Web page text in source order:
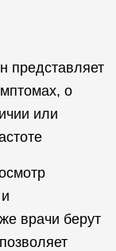
представляет
о
или
врачи берут